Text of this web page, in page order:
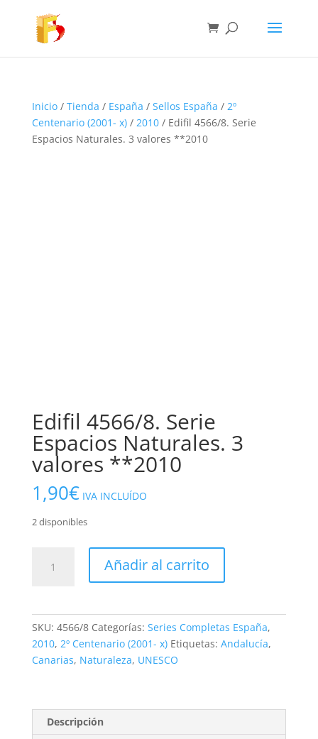
Inicio/ Tienda / España / Sellos España / 2º
Centenario (2001- x)/ 2010/ Edifil 4566/8. Serie
Espacios Naturales. 3 valores **2010
Edifil 4566/8. Serie
Espacios Naturales. 3
valores **2010
1,90€ IVA INCLUÍDO
2 disponibles
4566/8.
valores
Añadir al carrito
SKU: 4566/8 Categorías: Series Completas España,
2010, 2º Centenario (2001- x) Etiquetas: Andalucía,
Canarias, Naturaleza, UNESCO
Descripción